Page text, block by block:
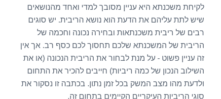
לקיחת משכנתא היא עניין מסובך למדי ואחד מהנושאים
שיש לתת עליהם את הדעת הוא נושא הריבית. יש סוגים
רבים של ריבית משכנתאות ובחירה נכונה וחכמה של
הריבית של המשכנתא שלכם תחסוך לכם כסף רב. אך אין
זה עניין פשוט - על מנת לבחור את הריבית הנכונה (או את
השילוב הנכון של כמה ריביות) חייבים להכיר את התחום
ולדעת מהו מצב המשק בכל זמן נתון. בכתבה זו נסקור את
סוגי הריביות העיקריים הקיימים בתחום זה.